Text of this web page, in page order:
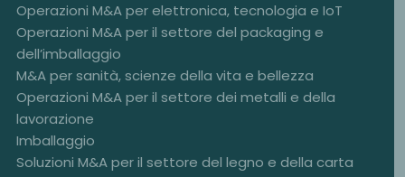
Operazioni M&A per elettronica, tecnologia e IoT
Operazioni M&A per il settore del packaging e
dell’imballaggio
M&A per sanità, scienze della vita e bellezza
Operazioni M&A per il settore dei metalli e della
lavorazione
Imballaggio
Soluzioni M&A per il settore del legno e della carta